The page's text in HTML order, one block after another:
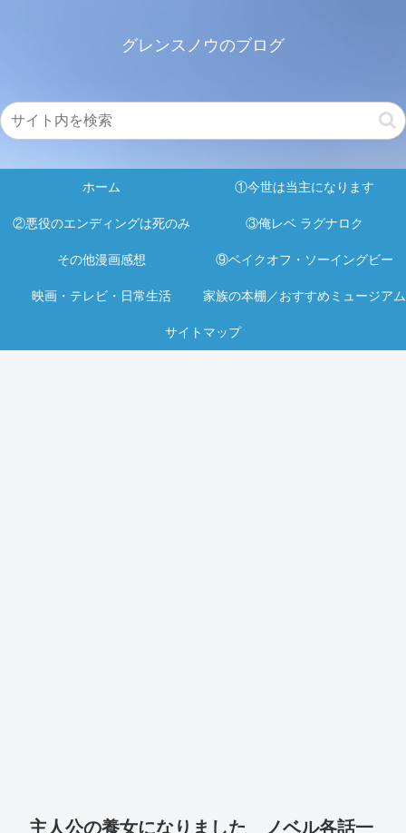
グレンスノウのブログ
ホーム ①今世は当主になります
②悪役のエンディングは死のみ ③俺レベ ラグナロク
その他漫画感想 ⑨ベイクオフ・ソーイングビー
映画・テレビ・日常生活 家族の本棚／おすすめミュージアム
サイトマップ
主人公の養女になりました ノベル各話一